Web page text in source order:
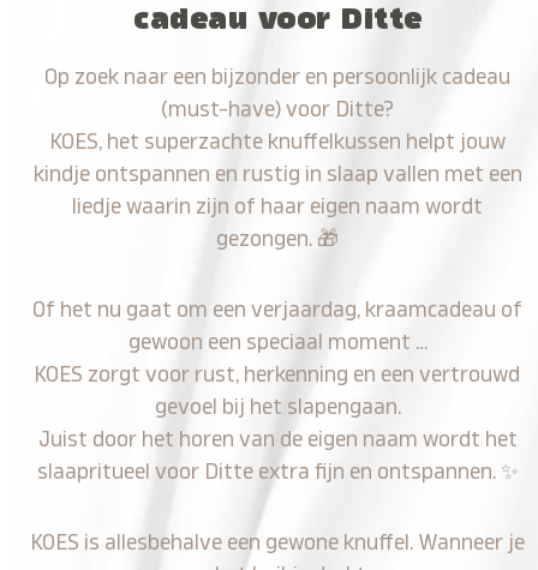
cadeau voor Ditte
Op zoek naar een bijzonder en persoonlijk cadeau
(must-have) voor Ditte?
KOES, het superzachte knuffelkussen helpt jouw
kindje ontspannen en rustig in slaap vallen met een
liedje waarin zijn of haar eigen naam wordt
gezongen. 🎁
Of het nu gaat om een verjaardag, kraamcadeau of
gewoon een speciaal moment …
KOES zorgt voor rust, herkenning en een vertrouwd
gevoel bij het slapengaan.
Juist door het horen van de eigen naam wordt het
slaapritueel voor Ditte extra fijn en ontspannen. ✨
KOES is allesbehalve een gewone knuffel. Wanneer je